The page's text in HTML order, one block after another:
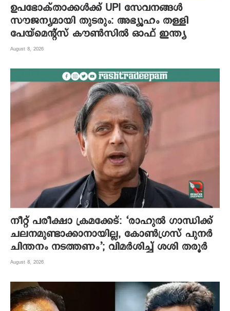
ഉപഭോക്താക്കൾക്ക് UPI സേവനങ്ങൾ
സൗജന്യമായി തുടരും: അഭ്യൂഹം തള്ളി
പേയ്‌മെന്റ്സ് കൗൺസിൽ ഓഫ് ഇന്ത്യ
August 8, 2026
നീറ്റ് പരീക്ഷാ ക്രമക്കേട്: ‘രാഹുൽ ഗാന്ധിക്ക്
ചലനമുണ്ടാക്കാനായില്ല, കോൺഗ്രസ് പുനർ
ചിന്തനം നടത്തണം’; വിമർശിച്ച് ശശി തരൂർ
August 8, 2026